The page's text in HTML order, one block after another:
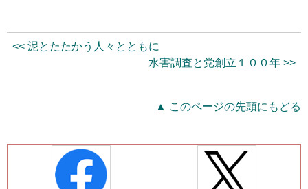
<< 泥とたたかう人々とともに
水害調査と党創立１００年 >>
▲ このページの先頭にもどる